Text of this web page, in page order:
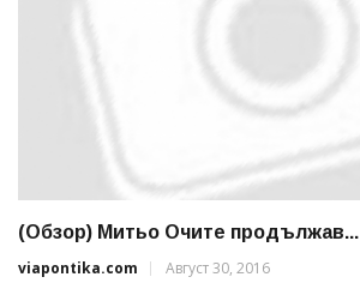
(Обзор) Митьо Очите продължав...
viapontika.com
Август 30, 2016